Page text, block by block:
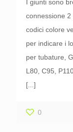
I giunti sono
connessione
codici colore
per indicare i
per tubature,
L80, C95,
[...]
0